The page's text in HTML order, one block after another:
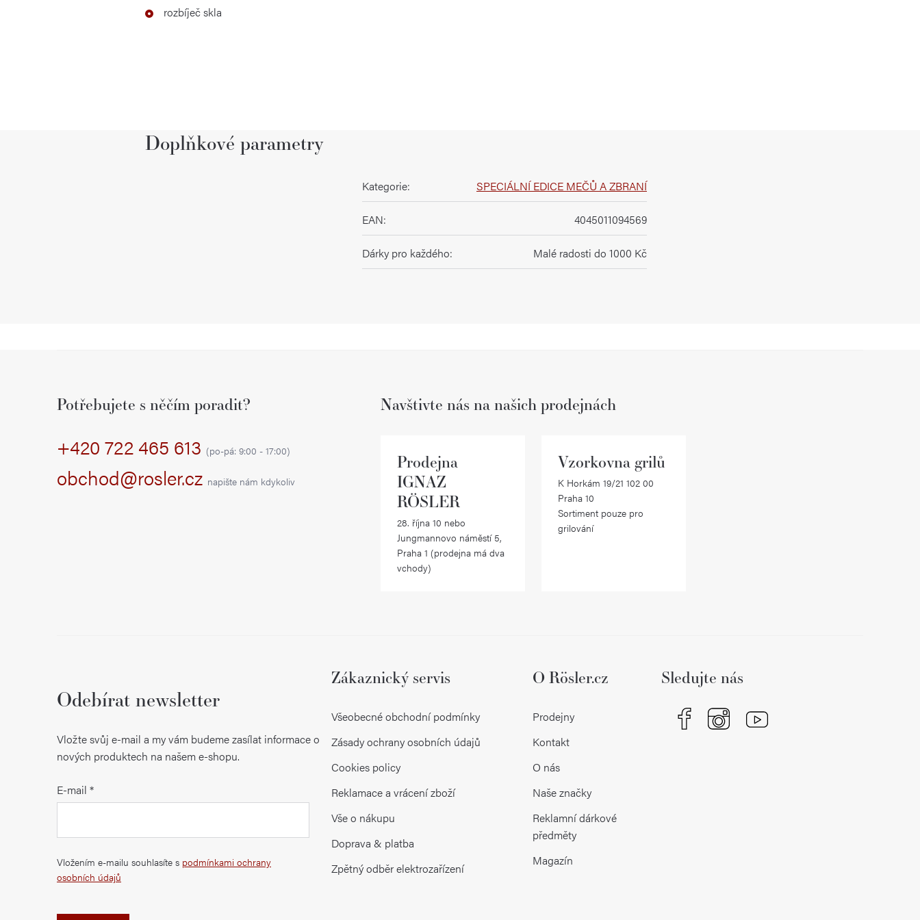
rozbíječ skla
Doplňkové parametry
Kategorie: SPECIÁLNÍ EDICE MEČŮ A ZBRANÍ
EAN: 4045011094569
Dárky pro každého: Malé radosti do 1000 Kč
Potřebujete s něčím poradit?
+420 722 465 613 (po-pá: 9:00 - 17:00)
obchod@rosler.cz napište nám kdykoliv
Navštivte nás na našich prodejnách
Prodejna
IGNAZ
RÖSLER
28. října 10 nebo
Jungmannovo náměstí 5,
Praha 1 (prodejna má dva
vchody)
Vzorkovna grilů
K Horkám 19/21 102 00
Praha 10
Sortiment pouze pro
grilování
Odebírat newsletter
Vložte svůj e-mail a my vám budeme zasílat informace o
nových produktech na našem e-shopu.
E-mail
Vložením e-mailu souhlasíte s podmínkami ochrany
osobních údajů
Zákaznický servis
Všeobecné obchodní podmínky
Zásady ochrany osobních údajů
Cookies policy
Reklamace a vrácení zboží
Vše o nákupu
Doprava & platba
Zpětný odběr elektrozařízení
O Rösler.cz
Prodejny
Kontakt
O nás
Naše značky
Reklamní dárkové
předměty
Magazín
Sledujte nás